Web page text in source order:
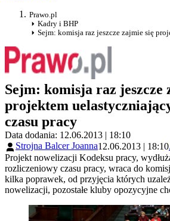
Prawo.pl
Kadry i BHP
Sejm: komisja raz jeszcze zajmie się
Sejm: komisja raz jeszcze
projektem
czasu pracy
Data dodania: 12.06.2013 | 18:10
Strojna Balcer Joanna12.06.2013 | 18:10
Projekt nowelizacji Kodeksu pracy,
rozliczeniowy czasu pracy, wraca do
kilka poprawek, od przyjęcia których
nowelizacji, pozostałe kluby opozycyjne